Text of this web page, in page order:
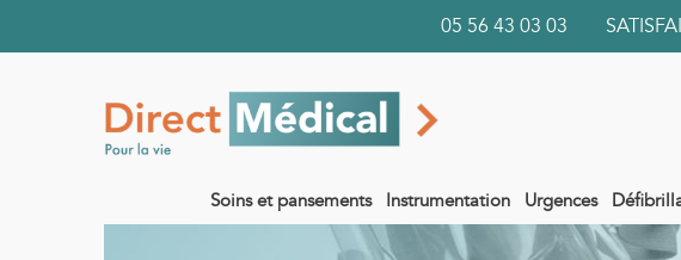
05 56 43 03 03
Soins et pansements Instrumentation Urgences